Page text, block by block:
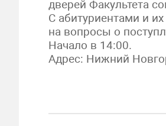
дверей Факультета
С абитуриентами и
на вопросы о
Начало в 14:00.
Адрес: Нижний